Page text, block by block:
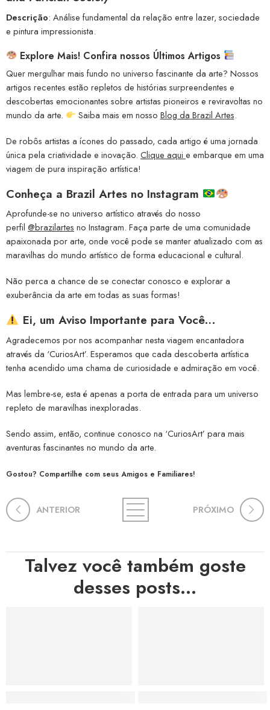
Descrição: Análise fundamental da relação entre lazer, sociedade
e pintura impressionista.
Explore Mais! Confira nossos Últimos Artigos
Quer mergulhar mais fundo no universo fascinante da arte? Nossos
artigos recentes estão repletos de histórias surpreendentes e
descobertas emocionantes sobre artistas pioneiros e reviravoltas no
mundo da arte.
Saiba mais em nosso Blog da Brazil Artes.
De robôs artistas a ícones do passado, cada artigo é uma jornada
única pela criatividade e inovação. Clique aqui e embarque em uma
viagem de pura inspiração artística!
Conheça a Brazil Artes no Instagram
Aprofunde-se no universo artístico através do nosso
perfil @brazilartes no Instagram. Faça parte de uma comunidade
apaixonada por arte, onde você pode se manter atualizado com as
maravilhas do mundo artístico de forma educacional e cultural.
Não perca a chance de se conectar conosco e explorar a
exuberância da arte em todas as suas formas!
Ei, um Aviso Importante para Você…
Agradecemos por nos acompanhar nesta viagem encantadora
através da ‘CuriosArt’. Esperamos que cada descoberta artística
tenha acendido uma chama de curiosidade e admiração em você.
Mas lembre-se, esta é apenas a porta de entrada para um universo
repleto de maravilhas inexploradas.
Sendo assim, então, continue conosco na ‘CuriosArt’ para mais
aventuras fascinantes no mundo da arte.
Gostou? Compartilhe com seus Amigos e Familiares!
ANTERIOR PRÓXIMO
Talvez você também goste
desses posts...